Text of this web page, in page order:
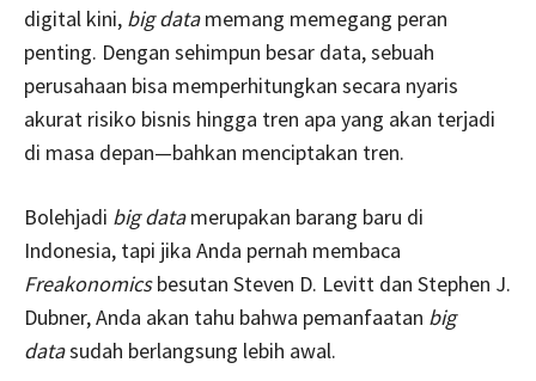
digital kini, big datamemang memegang peran
penting. Dengan sehimpun besar data, sebuah
perusahaan bisa memperhitungkan secara nyaris
akurat risiko bisnis hingga tren apa yang akan terjadi
di masa depan—bahkan menciptakan tren.
Bolehjadi big datamerupakan barang baru di
Indonesia, tapi jika Anda pernah membaca
Freakonomicsbesutan Steven D. Levitt dan Stephen J.
Dubner, Anda akan tahu bahwa pemanfaatan big
datasudah berlangsung lebih awal.